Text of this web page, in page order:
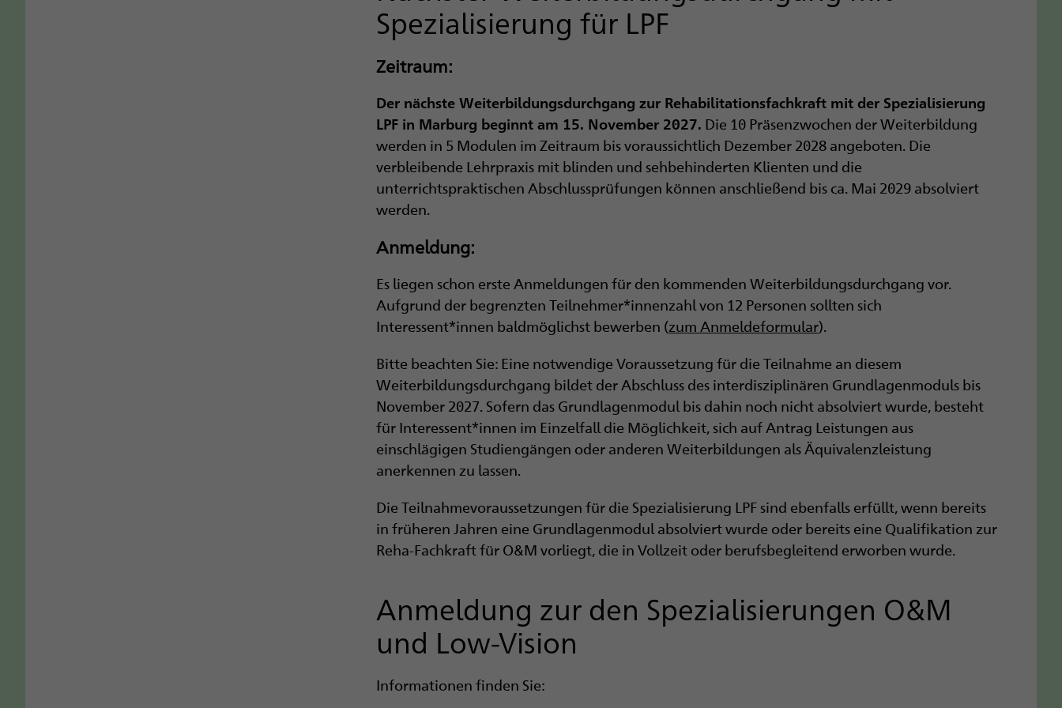
Spezialisierung für LPF
Zeitraum:
Der nächste Weiterbildungsdurchgang zur Rehabilitationsfachkraft mit der Spezialisierung
LPF in Marburg beginnt am 15. November 2027. Die 10 Präsenzwochen der Weiterbildung
werden in 5 Modulen im Zeitraum bis voraussichtlich Dezember 2028 angeboten. Die
verbleibende Lehrpraxis mit blinden und sehbehinderten Klienten und die
unterrichtspraktischen Abschlussprüfungen können anschließend bis ca. Mai 2029 absolviert
werden.
Anmeldung:
Es liegen schon erste Anmeldungen für den kommenden Weiterbildungsdurchgang vor.
Aufgrund der begrenzten Teilnehmer*innenzahl von 12 Personen sollten sich
Interessent*innen baldmöglichst bewerben (zum Anmeldeformular).
Bitte beachten Sie: Eine notwendige Voraussetzung für die Teilnahme an diesem
Weiterbildungsdurchgang bildet der Abschluss des interdisziplinären Grundlagenmoduls bis
November 2027. Sofern das Grundlagenmodul bis dahin noch nicht absolviert wurde, besteht
für Interessent*innen im Einzelfall die Möglichkeit, sich auf Antrag Leistungen aus
einschlägigen Studiengängen oder anderen Weiterbildungen als Äquivalenzleistung
anerkennen zu lassen.
Die Teilnahmevoraussetzungen für die Spezialisierung LPF sind ebenfalls erfüllt, wenn bereits
in früheren Jahren eine Grundlagenmodul absolviert wurde oder bereits eine Qualifikation zur
Reha-Fachkraft für O&M vorliegt, die in Vollzeit oder berufsbegleitend erworben wurde.​
Anmeldung zur den Spezialisierungen O&M
und Low-Vision
Informationen finden Sie: